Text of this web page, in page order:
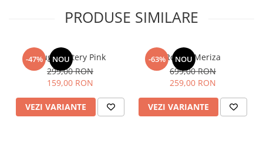
PRODUSE SIMILARE
-47% NOU
Blugi Pantery Pink
299,00 RON
159,00 RON
VEZI VARIANTE
-63% NOU
Rochie Meriza
699,00 RON
259,00 RON
VEZI VARIANTE